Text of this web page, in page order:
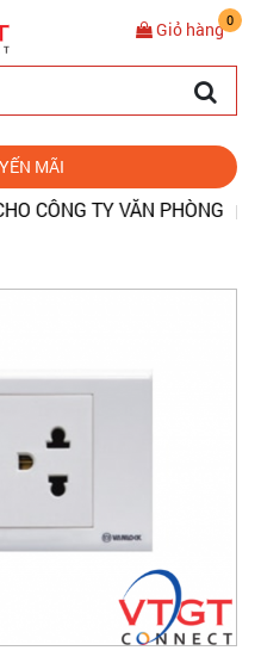
Giỏ hàng0
MÃI
TY VĂN PHÒNG|ĐO